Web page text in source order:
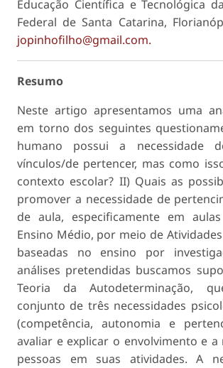
Educação Científica e Tecnológica
Federal de Santa Catarina,
jopinhofilho@gmail.com.
Resumo
Neste artigo apresentamos uma
em torno dos seguintes
humano possui a necessidade
vínculos/de pertencer, mas como
contexto escolar? II) Quais as
promover a necessidade de
de aula, especificamente em
Ensino Médio, por meio de
baseadas no ensino por
análises pretendidas buscamos
Teoria da Autodeterminação,
conjunto de três necessidades
(competência, autonomia e
avaliar e explicar o envolvimento e a
pessoas em suas atividades. A